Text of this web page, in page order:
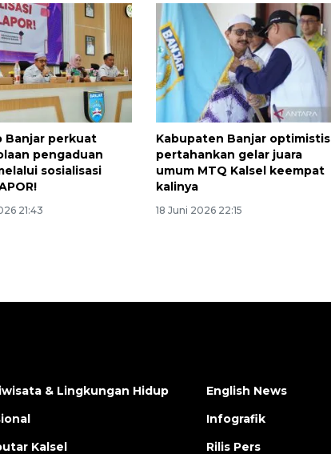
Banjar perkuat
pengaduan
sosialisasi
21:43
Kabupaten Banjar optimistis
pertahankan gelar juara
umum MTQ Kalsel keempat
kalinya
18 Juni 2026 22:15
& Lingkungan Hidup
Kalsel
English News
Infografik
Rilis Pers